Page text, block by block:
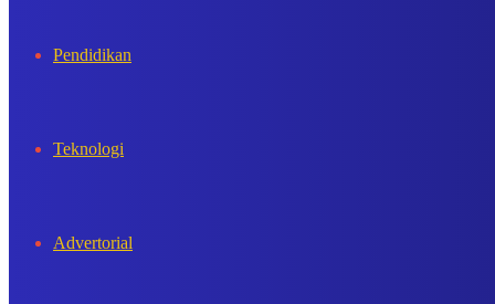
Pendidikan
Teknologi
Advertorial